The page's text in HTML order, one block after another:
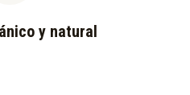
y natural